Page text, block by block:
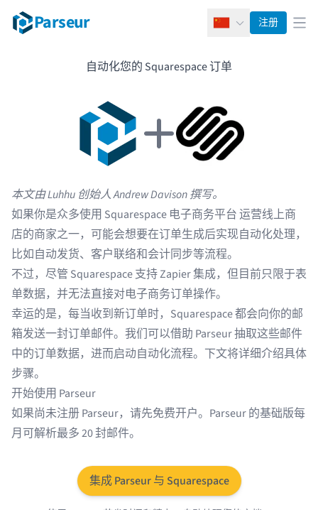
Parseur 简体中文
注册 打
自动化您的 Squarespace 订单
本文由 Luhhu 创始人 Andrew Davison 撰写。
如果你是众多使用 Squarespace 电子商务平台运营线上商
店的商家之一，可能会想要在订单生成后实现自动化处理，
比如自动发货、客户联络和会计同步等流程。
不过，尽管 Squarespace 支持 Zapier 集成，但目前只限于表
单数据，并无法直接对电子商务订单操作。
幸运的是，每当收到新订单时，Squarespace 都会向你的邮
箱发送一封订单邮件。我们可以借助 Parseur抽取这些邮件
中的订单数据，进而启动自动化流程。下文将详细介绍具体
步骤。
开始使用 Parseur
如果尚未注册 Parseur，请先免费开户。Parseur 的基础版每
月可解析最多 20 封邮件。
集成 Parseur 与 Squarespace